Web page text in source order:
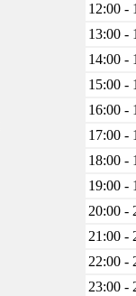
12:00 -
13:00 -
14:00 -
15:00 -
16:00 -
17:00 -
18:00 -
19:00 -
20:00 -
21:00 -
22:00 -
23:00 -